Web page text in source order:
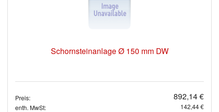
Schornsteinanlage Ø 150 mm DW
Preis: 892,14 €
enth. MwSt: 142,44 €